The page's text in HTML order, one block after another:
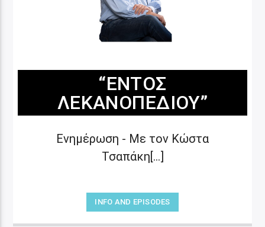
“ΕΝΤΌΣ
ΛΕΚΑΝΟΠΕΔΊΟΥ”
Ενημέρωση - Με τον Κώστα
Τσαπάκη[...]
INFO AND EPISODES